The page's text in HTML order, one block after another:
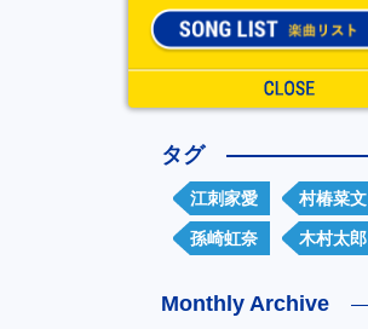
タグ
江刺家愛 村椿菜文
孫崎虹奈 木村太郎
Monthly Archive